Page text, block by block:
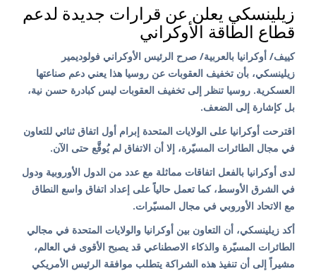
زيلينسكي يعلن عن قرارات جديدة لدعم
قطاع الطاقة الأوكراني
كييف/ أوكرانيا بالعربية/ صرح الرئيس الأوكراني فولوديمير
زيلينسكي، بأن تخفيف العقوبات عن روسيا هذا يعني دعم صناعتها
العسكرية. روسيا تنظر إلى تخفيف العقوبات ليس كبادرة حسن نية،
بل كإشارة إلى الضعف.
اقترحت أوكرانيا على الولايات المتحدة إبرام أول اتفاق ثنائي للتعاون
في مجال الطائرات المسيّرة، إلا أن الاتفاق لم يُوقَّع حتى الآن.
لدى أوكرانيا بالفعل اتفاقات مماثلة مع عدد من الدول الأوروبية ودول
في الشرق الأوسط، كما تعمل حالياً على إعداد اتفاق واسع النطاق
مع الاتحاد الأوروبي في مجال المسيّرات.
أكد زيلينسكي، أن التعاون بين أوكرانيا والولايات المتحدة في مجالي
الطائرات المسيّرة والذكاء الاصطناعي قد يصبح الأقوى في العالم،
مشيراً إلى أن تنفيذ هذه الشراكة يتطلب موافقة الرئيس الأمريكي